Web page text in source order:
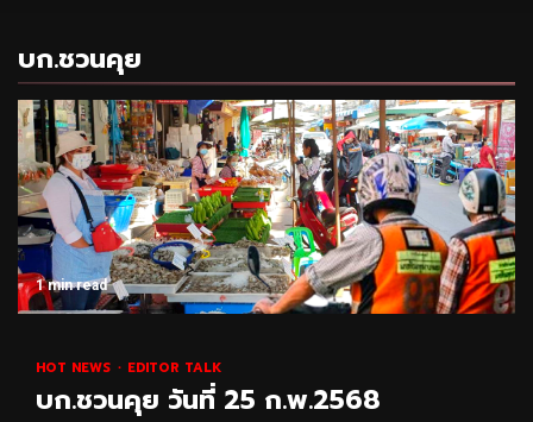
บก.ชวนคุย
1 min read
HOT NEWS EDITOR TALK
บก.ชวนคุย วันที่ 25 ก.พ.2568